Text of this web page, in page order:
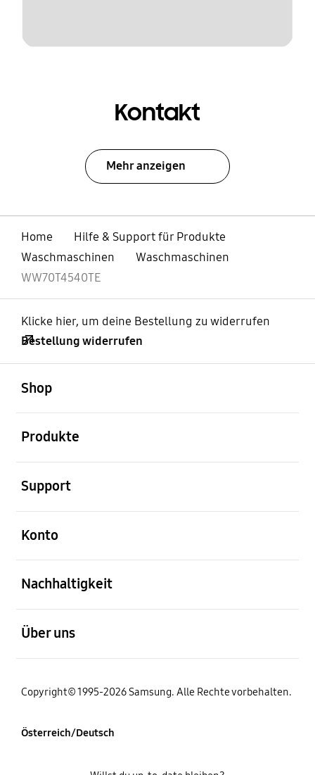
Kontakt
Mehr anzeigen
Home
Hilfe & Support für Produkte
Waschmaschinen
Waschmaschinen
WW70T4540TE
Klicke hier, um deine Bestellung zu widerrufen
Bestellung widerrufen
Shop
Produkte
Support
Konto
Nachhaltigkeit
Über uns
Copyright© 1995-2026 Samsung. Alle Rechte vorbehalten.
Österreich/Deutsch